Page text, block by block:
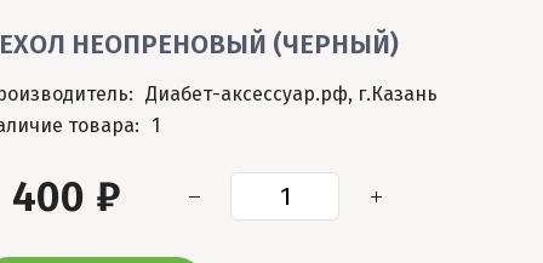
НЕОПРЕНОВЫЙ (ЧЕРНЫЙ)
Диабет-аксессуар.рф, г.Казань
товара:
1
400 ₽